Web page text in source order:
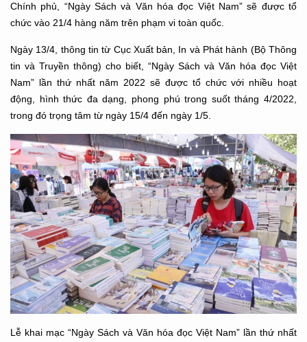
Chính phủ, “Ngày Sách và Văn hóa đọc Việt Nam” sẽ được tổ
chức vào 21/4 hàng năm trên phạm vi toàn quốc.
Ngày 13/4, thông tin từ Cục Xuất bản, In và Phát hành (Bộ Thông
tin và Truyền thông) cho biết, “Ngày Sách và Văn hóa đọc Việt
Nam” lần thứ nhất năm 2022 sẽ được tổ chức với nhiều hoạt
động, hình thức đa dạng, phong phú trong suốt tháng 4/2022,
trong đó trọng tâm từ ngày 15/4 đến ngày 1/5.
Lễ khai mạc “Ngày Sách và Văn hóa đọc Việt Nam” lần thứ nhất